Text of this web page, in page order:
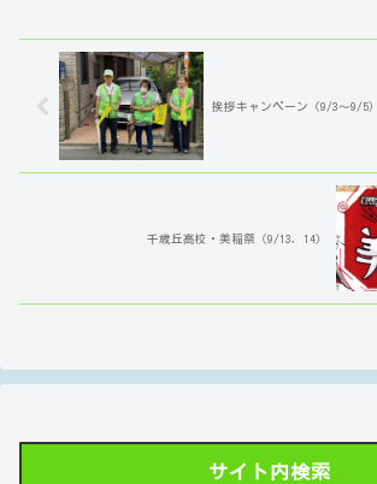
挨拶キャンペーン（9/3～9/5）
千歳丘高校・美稲祭（9/13，14）
サイト内検索